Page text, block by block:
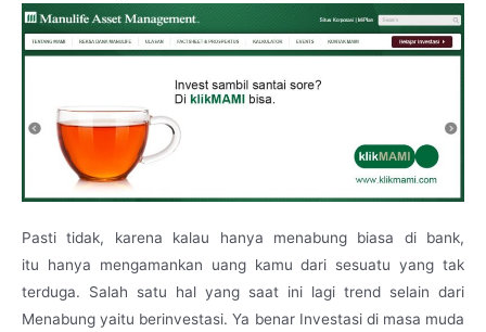
Pasti tidak, karena kalau hanya menabung biasa di bank,
itu hanya mengamankan uang kamu dari sesuatu yang tak
terduga. Salah satu hal yang saat ini lagi trend selain dari
Menabung yaitu berinvestasi. Ya benar Investasi di masa muda